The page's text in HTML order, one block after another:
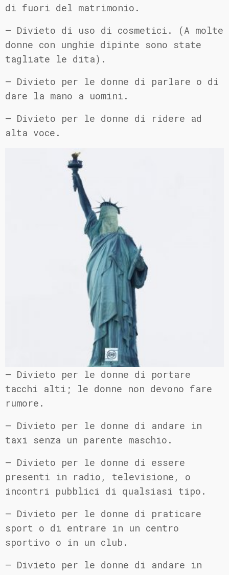
di fuori del matrimonio.
– Divieto di uso di cosmetici. (A molte
donne con unghie dipinte sono state
tagliate le dita).
– Divieto per le donne di parlare o di
dare la mano a uomini.
– Divieto per le donne di ridere ad
alta voce.
– Divieto per le donne di portare
tacchi alti; le donne non devono fare
rumore.
– Divieto per le donne di andare in
taxi senza un parente maschio.
– Divieto per le donne di essere
presenti in radio, televisione, o
incontri pubblici di qualsiasi tipo.
– Divieto per le donne di praticare
sport o di entrare in un centro
sportivo o in un club.
– Divieto per le donne di andare in